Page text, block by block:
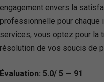
engagement envers la
professionnelle pour chaque
services, vous optez pour la
résolution de vos soucis de
Évaluation: 5.0/ 5 — 91